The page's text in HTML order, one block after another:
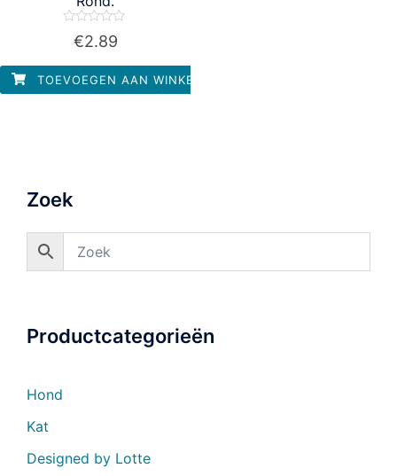
Waardering
5
€2.89
TOEVOEGEN AAN WINKELWAGEN
Zoek
Productcategorieën
Hond
Kat
Designed by Lotte